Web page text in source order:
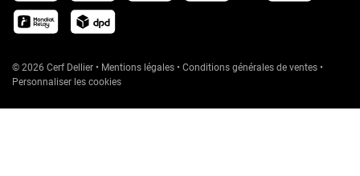
© 2026 Cerf Dellier • Mentions légales • Conditions générales de ventes •
Personnaliser les cookies